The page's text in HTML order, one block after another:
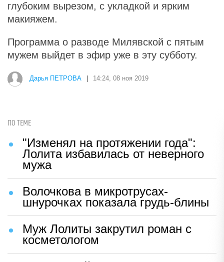
глубоким вырезом, с укладкой и ярким
макияжем.
Программа о разводе Милявской с пятым
мужем выйдет в эфир уже в эту субботу.
Дарья ПЕТРОВА 14:24, 08 ноя 2019
ПО ТЕМЕ
"Изменял на протяжении года":
Лолита избавилась от неверного
мужа
Волочкова в микротрусах-
шнурочках показала грудь-блины
Муж Лолиты закрутил роман с
косметологом